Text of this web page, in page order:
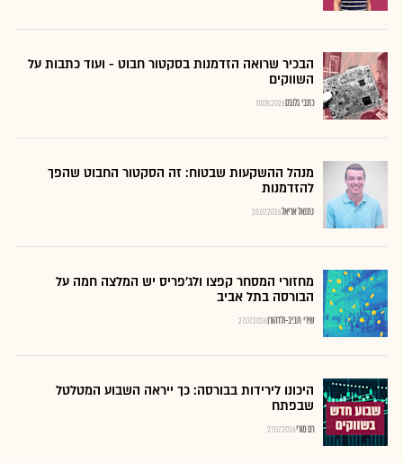
הבכיר שרואה הזדמנות בסקטור חבוט - ועוד כתבות על
השווקים
01.08.2026כתבי גלובס
מנהל ההשקעות שבטוח: זה הסקטור החבוט שהפך
להזדמנות
28.07.2026נתנאל אריאל
מחזורי המסחר קפצו ולג'פריס יש המלצה חמה על
הבורסה בתל אביב
27.07.2026שירי חביב-ולדהורן
היכונו לירידות בבורסה: כך ייראה השבוע המטלטל
שבפתח
27.07.2026רם מורי